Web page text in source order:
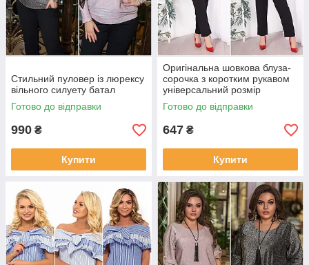
Стильний пуловер із люрексу
вільного силуету батал
Готово до відправки
990 ₴
Купити
Оригінальна шовкова блуза-
сорочка з коротким рукавом
універсальний розмір
Готово до відправки
647 ₴
Купити